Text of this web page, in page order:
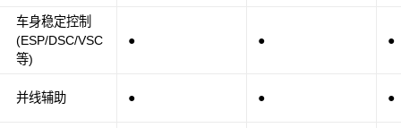
车身稳定控制
(ESP/DSC/VSC
等)
并线辅助
● ● ●
● ● ●